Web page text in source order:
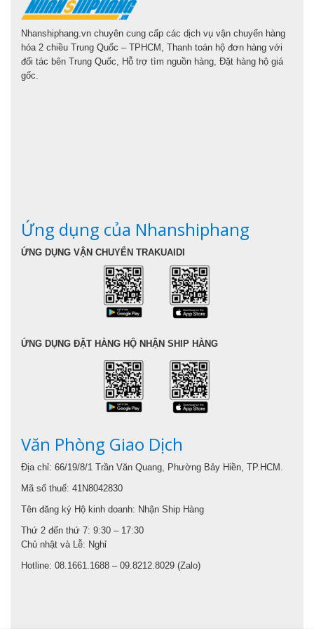
Nhanshiphang.vn chuyên cung cấp các dịch vụ vận chuyển hàng
hóa 2 chiều Trung Quốc – TPHCM, Thanh toán hộ đơn hàng với
đối tác bên Trung Quốc, Hỗ trợ tìm nguồn hàng, Đặt hàng hộ giá
gốc.
Ứng dụng của Nhanshiphang
ỨNG DỤNG VẬN CHUYỂN TRAKUAIDI
ỨNG DỤNG ĐẶT HÀNG HỘ NHẬN SHIP HÀNG
Văn Phòng Giao Dịch
Địa chỉ: 66/19/8/1 Trần Văn Quang, Phường Bảy Hiền, TP.HCM.
Mã số thuế: 41N8042830
Tên đăng ký Hộ kinh doanh: Nhận Ship Hàng
Thứ 2 đến thứ 7: 9:30 – 17:30
Chủ nhật và Lễ: Nghỉ
Hotline: 08.1661.1688 – 09.8212.8029 (Zalo)